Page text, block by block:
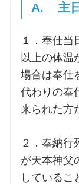
ご利用にあた
A. 主日
１．奉仕当
以上の体温
場合は奉仕
代わりの奉
来られた方
２．奉納行
が天本神父
しているこ